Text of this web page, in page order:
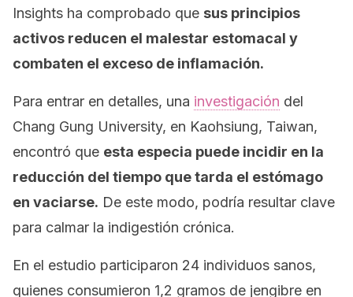
Insights ha comprobado que sus principios
activos reducen el malestar estomacal y
combaten el exceso de inflamación.
Para entrar en detalles, una investigación del
Chang Gung University, en Kaohsiung, Taiwan,
encontró que esta especia puede incidir en la
reducción del tiempo que tarda el estómago
en vaciarse. De este modo, podría resultar clave
para calmar la indigestión crónica.
En el estudio participaron 24 individuos sanos,
quienes consumieron 1,2 gramos de jengibre en